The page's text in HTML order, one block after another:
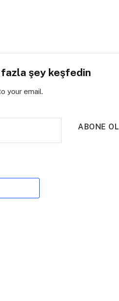
şey keşfedin
your email.
ABONE OL